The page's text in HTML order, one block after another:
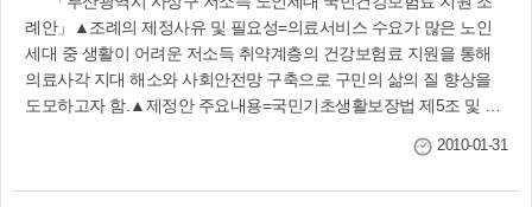
상구의 무한 발전을 구상코자 합니다. 아무쪼록 경인년 새해는 고난
을 뒤로 하는 한해가 되어 구민의 생활에 웃음꽃이 활짝 피고 사상구
전체의 행복지수가 높아지길 간절히 열망하며, 또한 지난해 보다 성
숙되고 생산적인 의정활동이 이루어질 있도록 구민 여러분들의 애정
어린 지도 편달을 당부 드리는 바입니다. 사상구민 여러분 경인년
새해가 밝았습니다. 여러분 가정에 만복이 깃들어 꿈이 이루어지는
새해에… 사상구의회 의장
례안」▲조례의 제정사유 및 필요성=의료서비스 수요가 많은 노인
세대 중 생활이 어려운 저소득 취약계층의 건강보험료 지원을 통해
의료사각 지대 해소와 사회안전망 구축으로 구민의 삶의 질 향상을
도모하고자 함.▲제정안 주요내용=국민기초생활보장법 제5조 및 의
중 국민건강보험료 부과금액이 월 5,000원 미만 세대의 보험료를 구
2010-01-31